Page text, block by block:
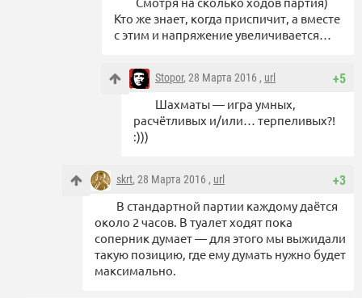
Кто же знает, когда приспичит, а вместе
с этим и напряжение увеличивается…
+5
Stopor, 28 Марта 2016 , url
Шахматы — игра умных,
расчётливых и/или… терпеливых?!
:)))
+3
skrt, 28 Марта 2016 , url
В стандартной партии каждому даётся
около 2 часов. В туалет ходят пока
соперник думает — для этого мы выжидали
такую позицию, где ему думать нужно будет
максимально.